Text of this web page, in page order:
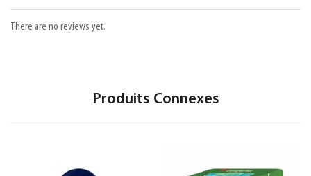
There are no reviews yet.
Produits Connexes